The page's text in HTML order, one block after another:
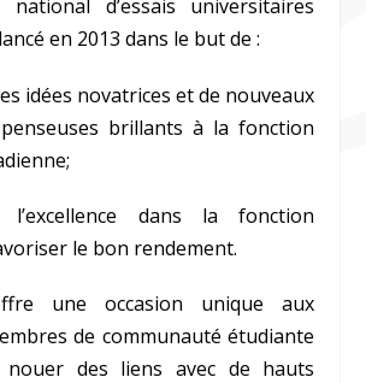
national d’essais universitaires
en 2013 dans le but de :
idées novatrices et de nouveaux
brillants à la fonction
dans la fonction
le bon rendement.
une occasion unique aux
de communauté étudiante
nouer des liens avec de hauts